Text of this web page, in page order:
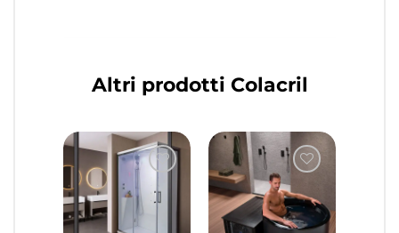
Altri prodotti Colacril